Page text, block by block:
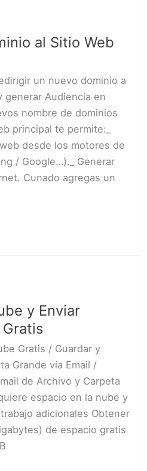
al Sitio Web
un nuevo dominio a
generar Audiencia en
nombre de dominios
principal te permite:_
desde los motores de
/ Google…)._ Generar
Cunado agregas un
y Enviar
Gratis / Guardar y
Grande vía Email /
de Archivo y Carpeta
espacio en la nube y
adicionales Obtener
de espacio gratis